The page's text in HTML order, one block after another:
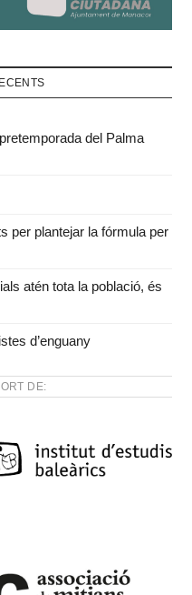
del Palma
per plantejar la fórmula per
atén tota la població, és
d’enguany
DE: